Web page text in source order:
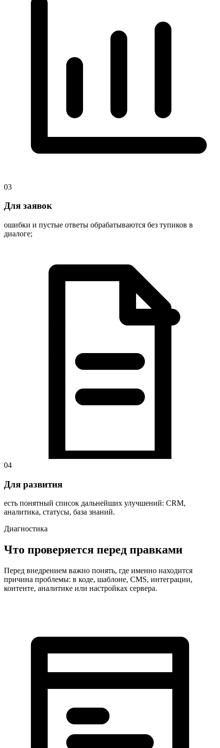
03
Для заявок
ошибки и пустые ответы обрабатываются без тупиков в
диалоге;
04
Для развития
есть понятный список дальнейших улучшений: CRM,
аналитика, статусы, база знаний.
Диагностика
Что проверяется перед правками
Перед внедрением важно понять, где именно находится
причина проблемы: в коде, шаблоне, CMS, интеграции,
контенте, аналитике или настройках сервера.